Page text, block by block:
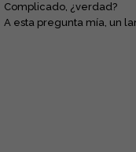
Complicado, ¿verdad?
A esta pregunta mía, un